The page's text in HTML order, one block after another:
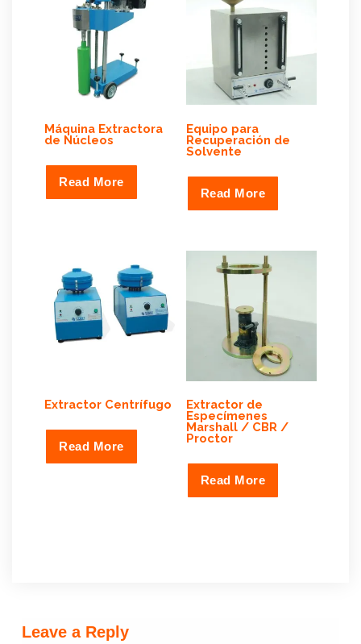
Máquina Extractora
de Núcleos
Read More
Equipo para
Recuperación de
Solvente
Read More
Extractor Centrífugo
Read More
Extractor de
Especímenes
Marshall / CBR /
Proctor
Read More
Leave a Reply